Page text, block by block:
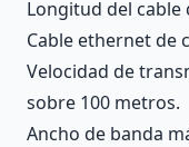
Longitud del cable
Cable ethernet de
Velocidad de
sobre 100 metros.
Ancho de banda